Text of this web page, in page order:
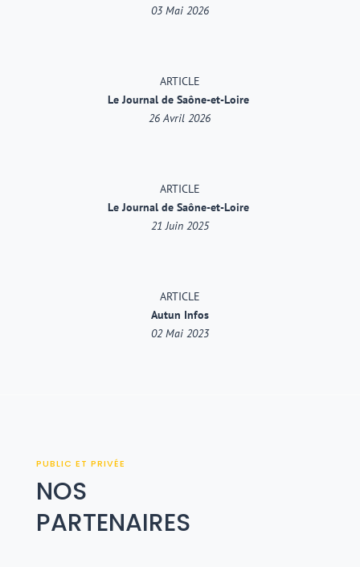
03 Mai 2026
ARTICLE
Le Journal de Saône-et-Loire
26 Avril 2026
ARTICLE
Le Journal de Saône-et-Loire
21 Juin 2025
ARTICLE
Autun Infos
02 Mai 2023
PUBLIC ET PRIVÉE
NOS
PARTENAIRES